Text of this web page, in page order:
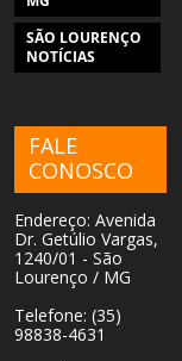
SÃO LOURENÇO
NOTÍCIAS
FALE
CONOSCO
Endereço: Avenida
Dr. Getúlio Vargas,
1240/01 - São
Lourenço / MG
Telefone: (35)
98838-4631